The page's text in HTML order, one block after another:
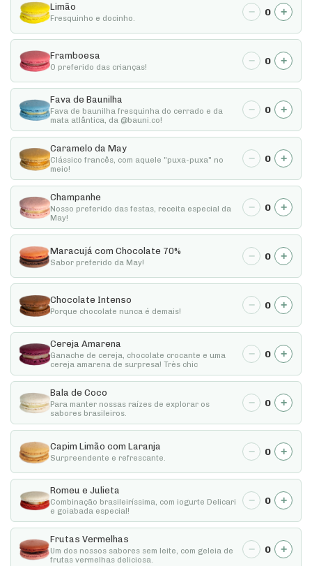
Limão
Fresquinho e docinho.
− 0 +
Framboesa
O preferido das crianças!
− 0 +
Fava de Baunilha
Fava de baunilha fresquinha do cerrado e da
mata atlântica, da @bauni.co!
− 0 +
Caramelo da May
Clássico francês, com aquele "puxa-puxa" no
meio!
− 0 +
Champanhe
Nosso preferido das festas, receita especial da
May!
− 0 +
Maracujá com Chocolate 70%
Sabor preferido da May!
− 0 +
Chocolate Intenso
Porque chocolate nunca é demais!
− 0 +
Cereja Amarena
Ganache de cereja, chocolate crocante e uma
cereja amarena de surpresa! Très chic
− 0 +
Bala de Coco
Para manter nossas raízes de explorar os
sabores brasileiros.
− 0 +
Capim Limão com Laranja
Surpreendente e refrescante.
− 0 +
Romeu e Julieta
Combinação brasileiríssima, com iogurte Delicari
e goiabada especial!
− 0 +
Frutas Vermelhas
Um dos nossos sabores sem leite, com geleia de
frutas vermelhas deliciosa.
− 0 +